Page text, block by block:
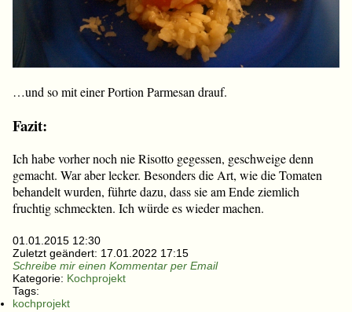
…und so mit einer Portion Parmesan drauf.
Fazit:
Ich habe vorher noch nie Risotto gegessen, geschweige denn
gemacht. War aber lecker. Besonders die Art, wie die Tomaten
behandelt wurden, führte dazu, dass sie am Ende ziemlich
fruchtig schmeckten. Ich würde es wieder machen.
01.01.2015 12:30
Zuletzt geändert: 17.01.2022 17:15
Schreibe mir einen Kommentar per Email
Kategorie: Kochprojekt
Tags:
kochprojekt